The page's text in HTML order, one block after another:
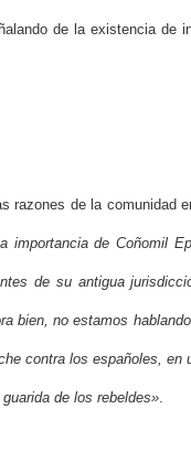
de la existencia de
de la comunidad
importancia de Coñomil
de su antigua
bien, no estamos
contra los españoles,
de los rebeldes».